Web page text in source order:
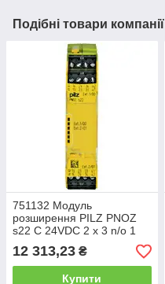
Подібні товари компанії
751132 Модуль
розширення PILZ PNOZ
s22 C 24VDC 2 x 3 n/o 1
n/c
12 313,23 ₴
Купити